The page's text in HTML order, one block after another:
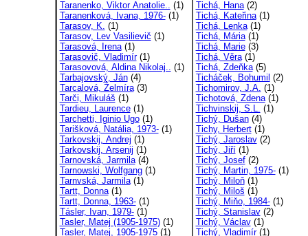
Taranenko, Viktor Anatolie.. (1)
Taranenková, Ivana, 1976-(1)
Tarasov, K. (1)
Tarasov, Lev Vasilievič (1)
Tarasová, Irena(1)
Tarasovič, Vladimír(1)
Tarasovová, Aldina Nikolaj.. (1)
Tarbajovský, Ján(4)
Tarcalová, Želmíra(3)
Tarči, Mikuláš (1)
Tardieu, Laurence(1)
Tarchetti, Iginio Ugo(1)
Tarišková, Natália, 1973-(1)
Tarkovskij, Andrej (1)
Tarkovskij, Arsenij (1)
Tarnovská, Jarmila(4)
Tarnowski, Wolfgang(1)
Tarnvská, Jarmila(1)
Tartt, Donna(1)
Tartt, Donna, 1963-(1)
Tásler, Ivan, 1979-(1)
Tasler, Matej (1905-1975)(1)
Tasler, Matej, 1905-1975(1)
Tichá, Hana(2)
Tichá, Kateřina(1)
Tichá, Lenka(1)
Tichá, Mária(1)
Tichá, Marie(3)
Tichá, Věra(1)
Tichá, Zdeňka(5)
Ticháček, Bohumil (2)
Tichomirov, J.A. (1)
Tichotová, Zdena(1)
Tichvinskij, S.L. (1)
Tichý, Dušan(4)
Tichy, Herbert(1)
Tichý, Jaroslav(2)
Tichý, Jiří(1)
Tichý, Josef(2)
Tichý, Martin, 1975-(1)
Tichý, Miloň(1)
Tichý, Miloš (1)
Tichý, Miňo, 1984-(1)
Tichý, Stanislav(2)
Tichý, Václav(1)
Tichý, Vladimír(1)